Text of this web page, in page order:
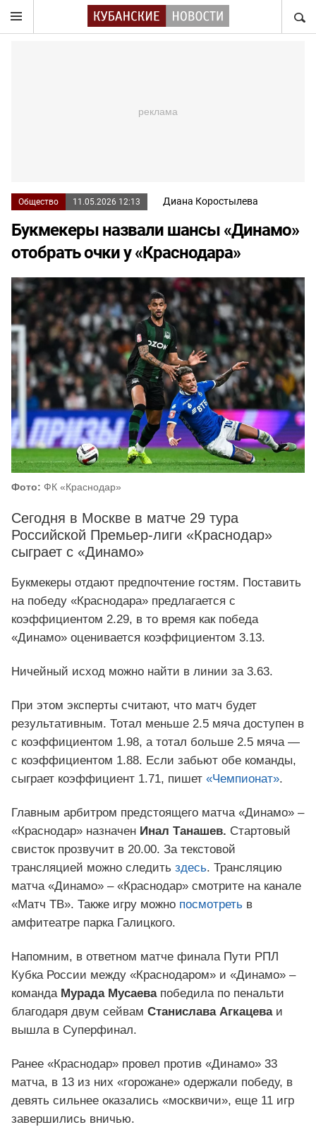
Общество 11.05.2026 12:13 Диана Коростылева
Букмекеры назвали шансы «Динамо»
отобрать очки у «Краснодара»
Фото: ФК «Краснодар»
Сегодня в Москве в матче 29 тура
Российской Премьер-лиги «Краснодар»
сыграет с «Динамо»
Букмекеры отдают предпочтение гостям. Поставить
на победу «Краснодара» предлагается с
коэффициентом 2.29, в то время как победа
«Динамо» оценивается коэффициентом 3.13.
Ничейный исход можно найти в линии за 3.63.
При этом эксперты считают, что матч будет
результативным. Тотал меньше 2.5 мяча доступен в
с коэффициентом 1.98, а тотал больше 2.5 мяча —
с коэффициентом 1.88. Если забьют обе команды,
сыграет коэффициент 1.71, пишет «Чемпионат».
Главным арбитром предстоящего матча «Динамо» –
«Краснодар» назначен Инал Танашев. Стартовый
свисток прозвучит в 20.00. За текстовой
трансляцией можно следить здесь. Трансляцию
матча «Динамо» – «Краснодар» смотрите на канале
«Матч ТВ». Также игру можно посмотреть в
амфитеатре парка Галицкого.
Напомним, в ответном матче финала Пути РПЛ
Кубка России между «Краснодаром» и «Динамо» –
команда Мурада Мусаева победила по пенальти
благодаря двум сейвам Станислава Агкацева и
вышла в Суперфинал.
Ранее «Краснодар» провел против «Динамо» 33
матча, в 13 из них «горожане» одержали победу, в
девять сильнее оказались «москвичи», еще 11 игр
завершились вничью.